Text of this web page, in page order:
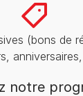
(bons de
notre